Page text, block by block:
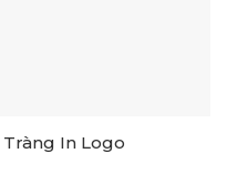
Tràng In Logo